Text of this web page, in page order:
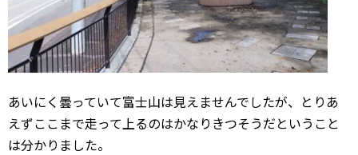
あいにく曇っていて富士山は見えませんでしたが、とりあ
えずここまで走って上るのはかなりきつそうだということ
は分かりました。